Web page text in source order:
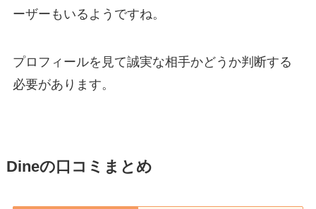
ーザーもいるようですね。
プロフィールを見て誠実な相手かどうか判断する
必要があります。
Dineの口コミまとめ